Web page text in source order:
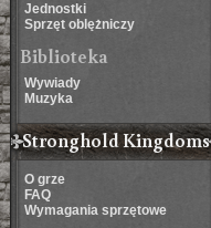
Jednostki
Sprzęt oblężniczy
Biblioteka
Wywiady
Muzyka
Stronghold Kingdoms
O grze
FAQ
Wymagania sprzętowe